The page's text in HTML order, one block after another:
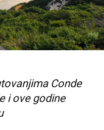
Conde
i ove godine